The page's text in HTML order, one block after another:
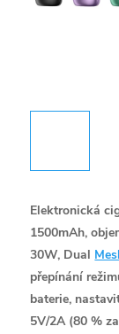
Elektronická
1500mAh,
30W, Dual
přepínání
baterie,
5V/2A (80 %